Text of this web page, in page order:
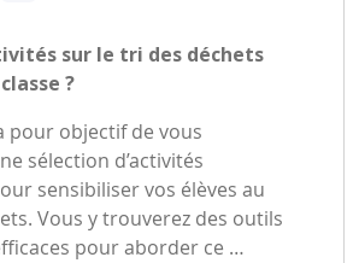
sur le tri des déchets
?
pour objectif de vous
sélection d’activités
sensibiliser vos élèves au
Vous y trouverez des outils
pour aborder ce …